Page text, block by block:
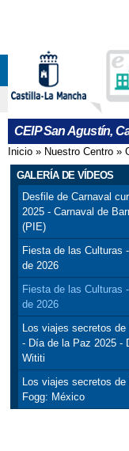
CEIP San Agustín,
Se
Inicio » Nuestro Centro »
GALERÍA DE VÍDEOS
Desfile de Carnaval
2025 - Carnaval de
(PIE)
Fiesta de las Culturas
de 2026
Fiesta de las Culturas
de 2026
Los viajes secretos de
- Día de la Paz 2025 -
Wititi
Los viajes secretos de
Fogg: México